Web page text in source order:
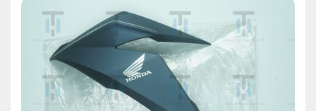
Không có sản phẩm nào trong giỏ hàng